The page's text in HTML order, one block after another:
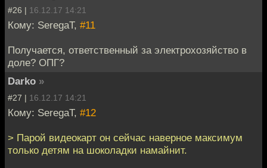
#26 | 16.12.17 14:21
Кому: SeregaT, #11
Получается, ответственный за электрохозяйство в
доле? ОПГ?
Darko »
#27 | 16.12.17 14:21
Кому: SeregaT, #12
> Парой видеокарт он сейчас наверное максимум
только детям на шоколадки намайнит.